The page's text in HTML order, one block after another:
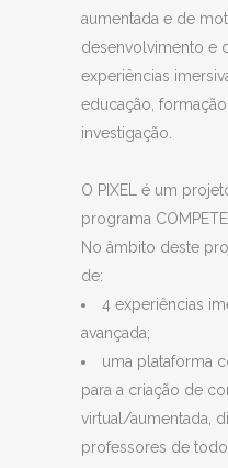
aumentada e de
desenvolvimento e
experiências
educação,
investigação.
O PIXEL é um
programa
No âmbito deste
de:
4 experiências
avançada;
uma plataforma
para a criação de
virtual/aumentada,
professores de